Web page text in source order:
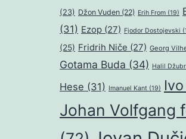
(23) Džon Vuden (22) Erih From (19)
(31) Ezop (27) Fjodor Dostojevski
(25) Fridrih Niče (27) Georg
Gotama Buda (34) Halil
Hese (31) Imanuel Kant (19)
Johan Volfgang